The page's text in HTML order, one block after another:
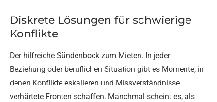
Diskrete Lösungen für schwierige
Konflikte
Der hilfreiche Sündenbock zum Mieten. In jeder
Beziehung oder beruflichen Situation gibt es Momente, in
denen Konflikte eskalieren und Missverständnisse
verhärtete Fronten schaffen. Manchmal scheint es, als